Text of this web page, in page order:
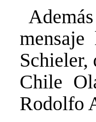
Chile
Rodolfo